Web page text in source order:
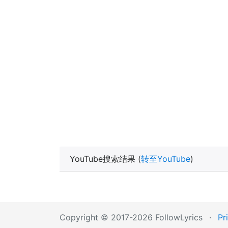
YouTube搜索结果 (转至YouTube)
Copyright © 2017-2026 FollowLyrics ·